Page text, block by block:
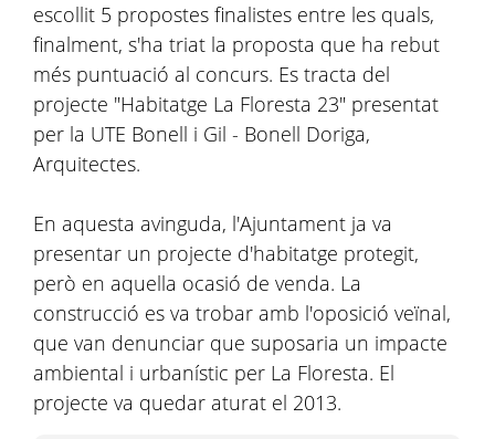
escollit 5 propostes finalistes entre les quals,
finalment, s'ha triat la proposta que ha rebut
més puntuació al concurs. Es tracta del
projecte "Habitatge La Floresta 23" presentat
per la UTE Bonell i Gil - Bonell Doriga,
Arquitectes.
En aquesta avinguda, l'Ajuntament ja va
presentar un projecte d'habitatge protegit,
però en aquella ocasió de venda. La
construcció es va trobar amb l'oposició veïnal,
que van denunciar que suposaria un impacte
ambiental i urbanístic per La Floresta. El
projecte va quedar aturat el 2013.